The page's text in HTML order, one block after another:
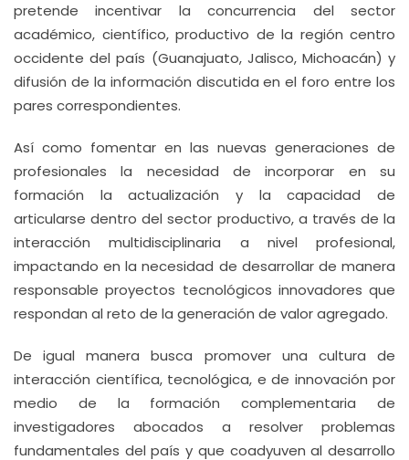
pretende incentivar la concurrencia del sector
académico, científico, productivo de la región centro
occidente del país (Guanajuato, Jalisco, Michoacán) y
difusión de la información discutida en el foro entre los
pares correspondientes.
Así como fomentar en las nuevas generaciones de
profesionales la necesidad de incorporar en su
formación la actualización y la capacidad de
articularse dentro del sector productivo, a través de la
interacción multidisciplinaria a nivel profesional,
impactando en la necesidad de desarrollar de manera
responsable proyectos tecnológicos innovadores que
respondan al reto de la generación de valor agregado.
De igual manera busca promover una cultura de
interacción científica, tecnológica, e de innovación por
medio de la formación complementaria de
investigadores abocados a resolver problemas
fundamentales del país y que coadyuven al desarrollo